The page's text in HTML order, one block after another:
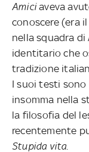
Amiciaveva
conoscere (era
nella squadra
identitario che
tradizione
I suoi testi sono
insomma nella
la filosofia del
recentemente
Stupida vita.